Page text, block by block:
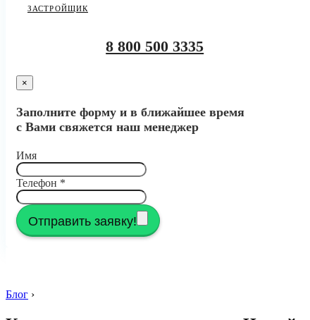
ЗАСТРОЙЩИК
8 800 500 3335
×
Заполните форму и в ближайшее время
с Вами свяжется наш менеджер
Имя
Телефон *
Отправить заявку!
Блог ›